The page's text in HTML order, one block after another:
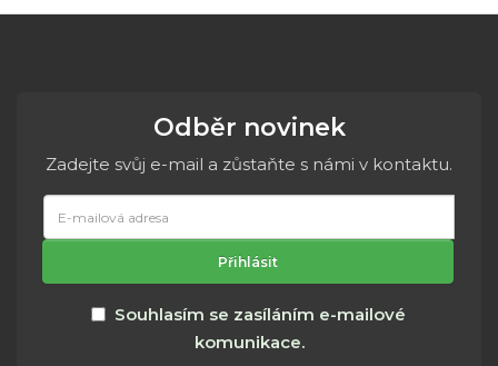
Odběr novinek
Zadejte svůj e-mail a zůstaňte s námi v kontaktu.
mailová
adresa
Přihlásit
Souhlasím se zasíláním e-mailové
komunikace.